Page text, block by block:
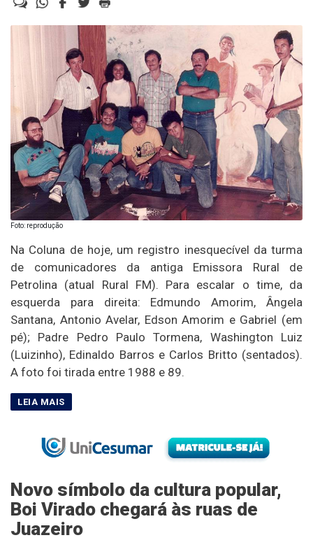
Foto: reprodução
Na Coluna de hoje, um registro inesquecível da turma
de comunicadores da antiga Emissora Rural de
Petrolina (atual Rural FM). Para escalar o time, da
esquerda para direita: Edmundo Amorim, Ângela
Santana, Antonio Avelar, Edson Amorim e Gabriel (em
pé); Padre Pedro Paulo Tormena, Washington Luiz
(Luizinho), Edinaldo Barros e Carlos Britto (sentados).
A foto foi tirada entre 1988 e 89.
Novo símbolo da cultura popular,
Boi Virado chegará às ruas de
Juazeiro